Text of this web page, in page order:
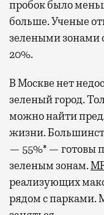
пробок было
больше. Ученые
зелеными зонами
20%.
В Москве нет
зеленый город.
можно найти
жизни.
— 55%* — готовы
зеленым зонам.
реализующих
рядом с парками.